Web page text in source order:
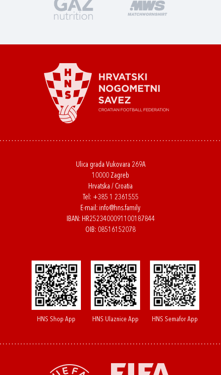
Ulica grada Vukovara 269A
10000 Zagreb
Hrvatska / Croatia
Tel: +385 1 2361555
E-mail: info@hns.family
IBAN: HR2523400091100187844
OIB: 08516152078
HNS Shop App HNS Ulaznice App HNS Semafor App